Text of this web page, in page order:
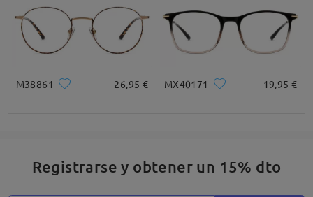
M38861 26,95 € MX40171 19,95 €
Registrarse y obtener un 15% dto